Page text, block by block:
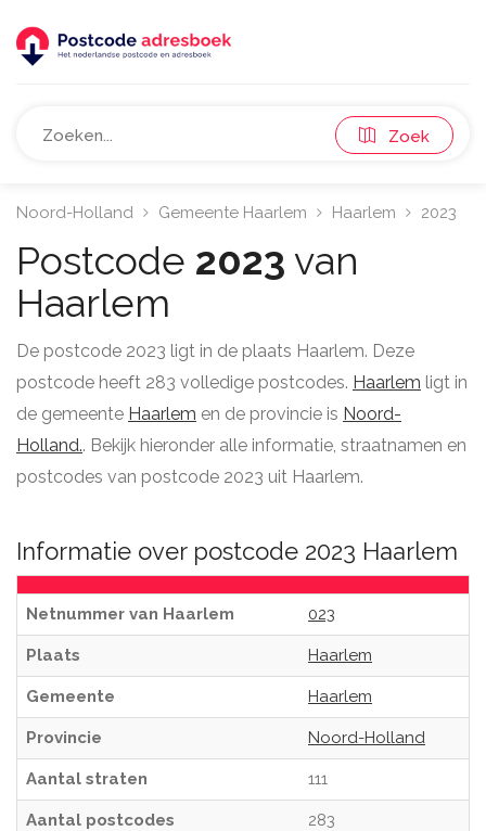
Zoek
Noord-Holland Gemeente Haarlem Haarlem 2023
Postcode 2023 van
Haarlem
De postcode 2023 ligt in de plaats Haarlem. Deze
postcode heeft 283 volledige postcodes. Haarlem ligt in
de gemeente Haarlem en de provincie is Noord-
Holland.. Bekijk hieronder alle informatie, straatnamen en
postcodes van postcode 2023 uit Haarlem.
Informatie over postcode 2023 Haarlem
Netnummer van Haarlem 023
Plaats Haarlem
Gemeente Haarlem
Provincie Noord-Holland
Aantal straten 111
Aantal postcodes 283